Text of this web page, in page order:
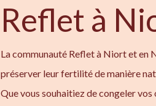
Reflet à
La communauté Reflet à Niort et en
préserver leur fertilité de manière
Que vous souhaitiez de congeler